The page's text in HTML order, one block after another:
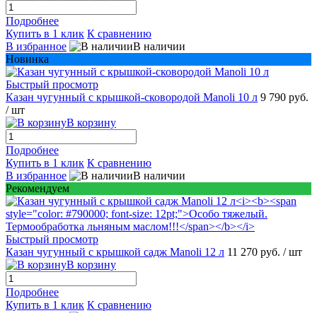
Подробнее
Купить в 1 клик К сравнению
В избранное
В наличии
Новинка
Быстрый просмотр
Казан чугунный с крышкой-сковородой Manoli 10 л 9 790 руб.
/ шт
В корзину
Подробнее
Купить в 1 клик К сравнению
В избранное
В наличии
Рекомендуем
Быстрый просмотр
Казан чугунный с крышкой садж Manoli 12 л 11 270 руб. / шт
В корзину
Подробнее
Купить в 1 клик К сравнению